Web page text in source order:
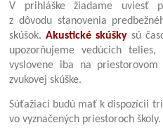
V prihláške žiadame uviesť
z dôvodu stanovenia
skúšok.Akustické skúškysú
upozorňujeme vedúcich
vyslovene iba na
zvukovej skúške.
Súťažiaci budú mať k dispozícii
vo vyznačených priestoroch školy.